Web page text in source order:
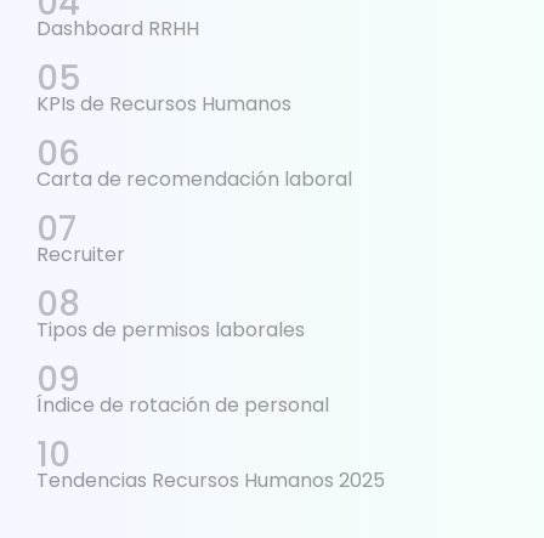
Dashboard RRHH
KPIs de Recursos Humanos
Carta de recomendación laboral
Recruiter
Tipos de permisos laborales
Índice de rotación de personal
Tendencias Recursos Humanos 2025